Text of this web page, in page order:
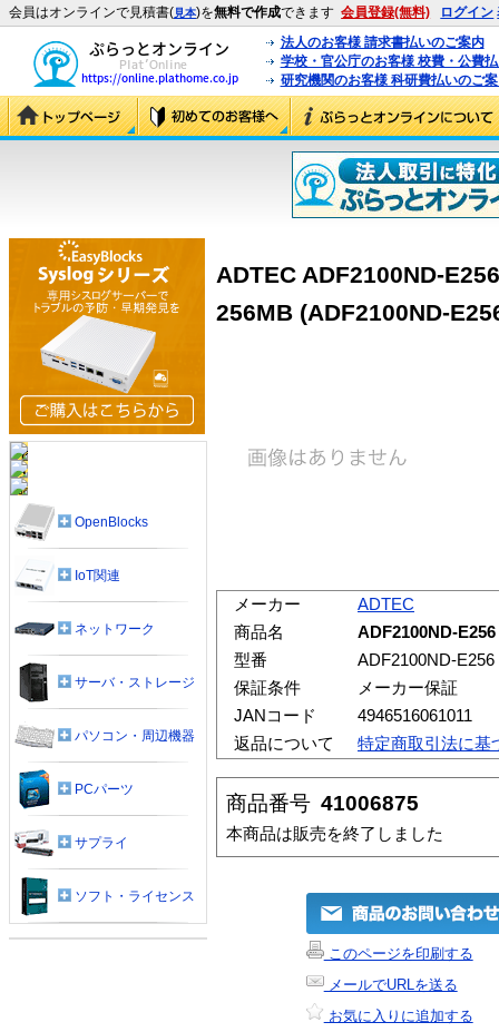
会員はオンラインで見積書(見本)を無料で作成できます 会員登録(無料) ログイン
法人のお客様 請求書払いのご案内
学校・官公庁のお客様 校費・公費
研究機関のお客様 科研費払いのご
ADTEC ADF2100ND-
256MB (ADF2100ND-
メーカー
ADTEC
商品名
ADF2100ND-
型番
ADF2100ND-E256
保証条件
メーカー保証
JANコード
4946516061011
返品について
特定商取引法に基
商品番号 41006875
本商品は販売を終了しました
このページを印刷する
メールでURLを送る
お気に入りに追加する
OpenBlocks
IoT関連
ネットワーク
サーバ・ストレージ
パソコン・周辺機器
PCパーツ
サプライ
ソフト・ライセンス